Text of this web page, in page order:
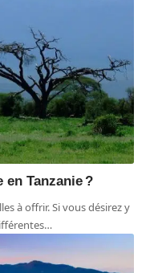
Tanzanie ?
à offrir. Si vous désirez y
…